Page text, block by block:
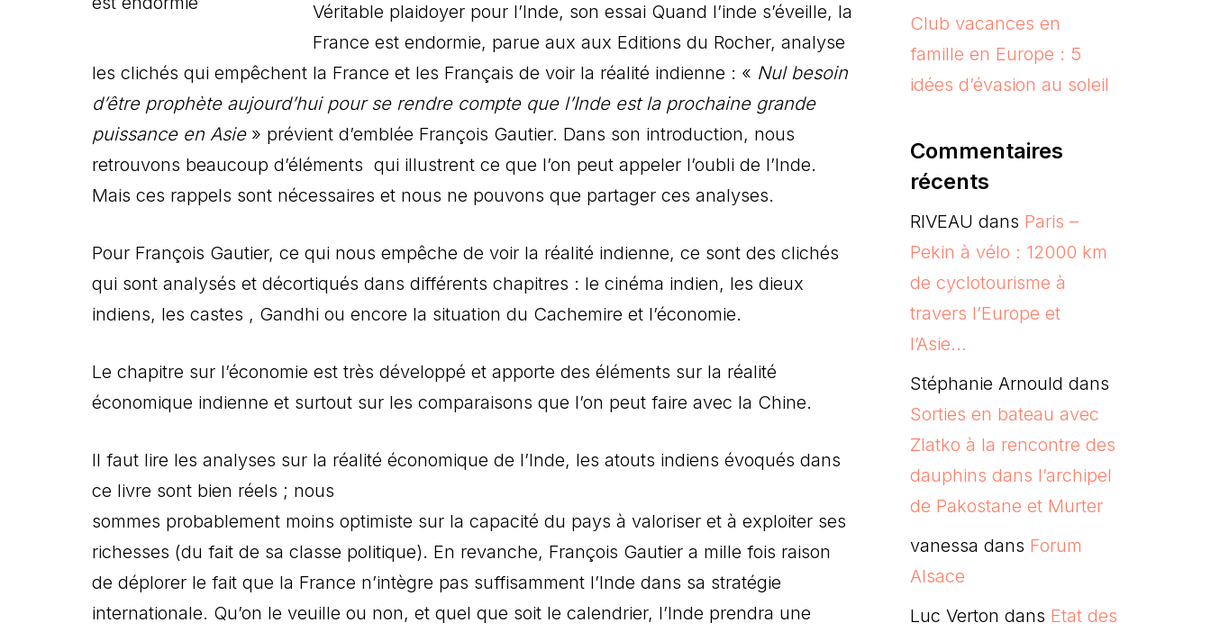
Véritable plaidoyer pour l’Inde, son essai Quand l’inde s’éveille, la
France est endormie, parue aux aux Editions du Rocher, analyse
les clichés qui empêchent la France et les Français de voir la réalité indienne : « Nul besoin
d’être prophète aujourd’hui pour se rendre compte que l’Inde est la prochaine grande
puissance en Asie» prévient d’emblée François Gautier. Dans son introduction, nous
retrouvons beaucoup d’éléments qui illustrent ce que l’on peut appeler l’oubli de l’Inde.
Mais ces rappels sont nécessaires et nous ne pouvons que partager ces analyses.
Pour François Gautier, ce qui nous empêche de voir la réalité indienne, ce sont des clichés
qui sont analysés et décortiqués dans différents chapitres : le cinéma indien, les dieux
indiens, les castes , Gandhi ou encore la situation du Cachemire et l’économie.
Le chapitre sur l’économie est très développé et apporte des éléments sur la réalité
économique indienne et surtout sur les comparaisons que l’on peut faire avec la Chine.
Il faut lire les analyses sur la réalité économique de l’Inde, les atouts indiens évoqués dans
ce livre sont bien réels ; nous
sommes probablement moins optimiste sur la capacité du pays à valoriser et à exploiter ses
richesses (du fait de sa classe politique). En revanche, François Gautier a mille fois raison
de déplorer le fait que la France n’intègre pas suffisamment l’Inde dans sa stratégie
internationale. Qu’on le veuille ou non, et quel que soit le calendrier, l’Inde prendra une
Club vacances en
famille en Europe : 5
idées d’évasion au soleil
Commentaires
récents
RIVEAU dans Paris –
Pekin à vélo : 12000 km
de cyclotourisme à
travers l’Europe et
l’Asie…
Stéphanie Arnould dans
Sorties en bateau avec
Zlatko à la rencontre des
dauphins dans l’archipel
de Pakostane et Murter
vanessa dans Forum
Alsace
Luc Verton dans Etat des